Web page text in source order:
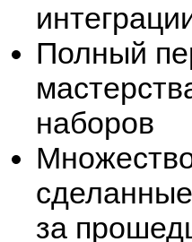
Полный
наборов
за